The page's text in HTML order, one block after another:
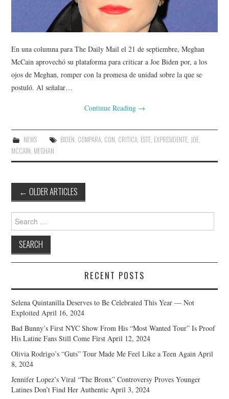
En una columna para The Daily Mail el 21 de septiembre, Meghan
McCain aprovechó su plataforma para criticar a Joe Biden por, a los
ojos de Meghan, romper con la promesa de unidad sobre la que se
postuló. Al señalar…
Continue Reading →
NEWS BIDEN, COMPARA, CON, CRITICA, ESTE, EXPRESIDENTE, JOE,
MCCAIN, MEGHAN
Post
navigation
← OLDER ARTICLES
Search
for:
RECENT POSTS
Selena Quintanilla Deserves to Be Celebrated This Year — Not
Exploited April 16, 2024
Bad Bunny’s First NYC Show From His “Most Wanted Tour” Is Proof
His Latine Fans Still Come First April 12, 2024
Olivia Rodrigo’s “Guts” Tour Made Me Feel Like a Teen Again April
8, 2024
Jennifer Lopez’s Viral “The Bronx” Controversy Proves Younger
Latines Don’t Find Her Authentic April 3, 2024